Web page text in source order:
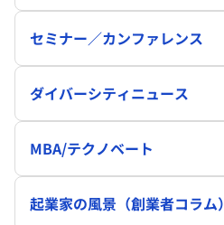
セミナー／カンファレンス
ダイバーシティニュース
MBA/テクノベート
起業家の風景（創業者コラム）